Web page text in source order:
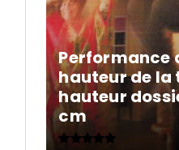
Performance
hauteur de la
hauteur
cm